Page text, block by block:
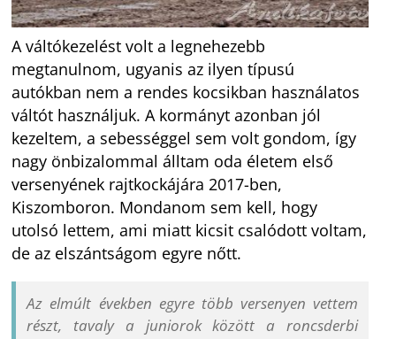
A váltókezelést volt a legnehezebb
megtanulnom, ugyanis az ilyen típusú
autókban nem a rendes kocsikban használatos
váltót használjuk. A kormányt azonban jól
kezeltem, a sebességgel sem volt gondom, így
nagy önbizalommal álltam oda életem első
versenyének rajtkockájára 2017-ben,
Kiszomboron. Mondanom sem kell, hogy
utolsó lettem, ami miatt kicsit csalódott voltam,
de az elszántságom egyre nőtt.
Az elmúlt években egyre több versenyen vettem
részt, tavaly a juniorok között a roncsderbi